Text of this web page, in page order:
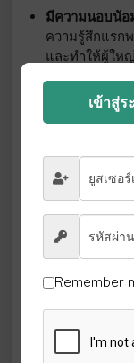
มีความนอบน้อ
ความรู้สึกแรก
และทำให้ผู้ให
4.ความรู้ดี
มัคคุเทศก์ต้องมี
ความรู้เกี่ยว
เข้าสู่ร
Remember